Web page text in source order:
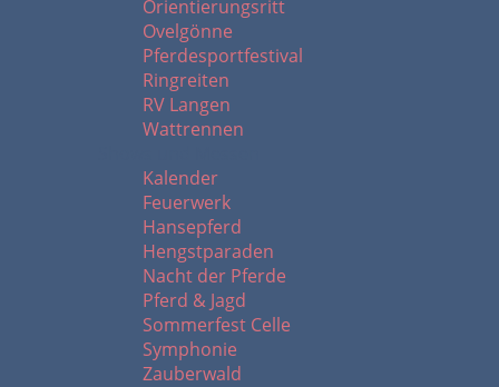
Orientierungsritt
Ovelgönne
Pferdesportfestival
Ringreiten
RV Langen
Wattrennen
Kalender
Feuerwerk
Hansepferd
Hengstparaden
Nacht der Pferde
Pferd & Jagd
Sommerfest Celle
Symphonie
Zauberwald